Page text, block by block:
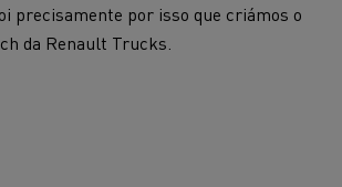
precisamente por isso que criámos o
da Renault Trucks.